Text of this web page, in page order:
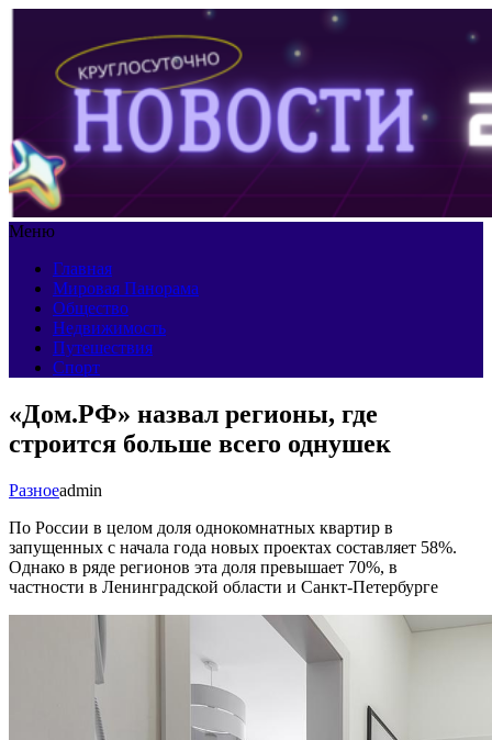
Меню
Главная
Мировая Панорама
Общество
Недвижимость
Путешествия
Спорт
«Дом.РФ» назвал регионы, где
строится больше всего однушек
Разноеadmin
По России в целом доля однокомнатных квартир в
запущенных с начала года новых проектах составляет 58%.
Однако в ряде регионов эта доля превышает 70%, в
частности в Ленинградской области и Санкт-Петербурге